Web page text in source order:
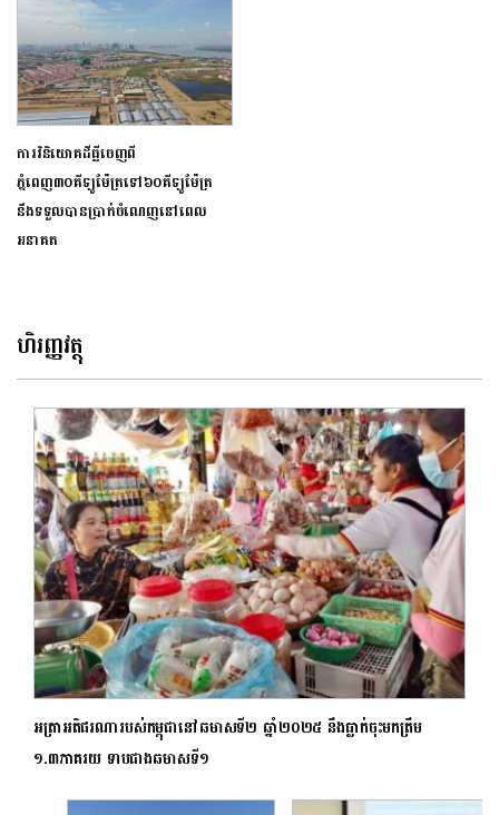
ការវិនិយោគដីធ្លីចេញពី
ភ្នំពេញ៣០គីឡូម៉ែត្រទៅ៦០គីឡូម៉ែត្រ
នឹងទទួលបានប្រាក់ចំណេញនៅពេល
អនាគត
ហិរញ្ញវត្ថុ
អត្រាអតិផរណារបស់កម្ពុជានៅឆមាសទី២ ឆ្នាំ២០២៥ នឹងធ្លាក់ចុះមកត្រឹម
១.៣ភាគរយ ទាបជាងឆមាសទី១